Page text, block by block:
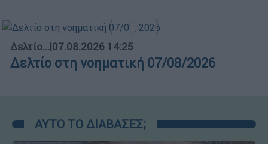
Δελτίο...|07.08.2026 14:25
Δελτίο στη νοηματική 07/08/2026
ΑΥΤΟ ΤΟ ΔΙΑΒΑΣΕΣ;